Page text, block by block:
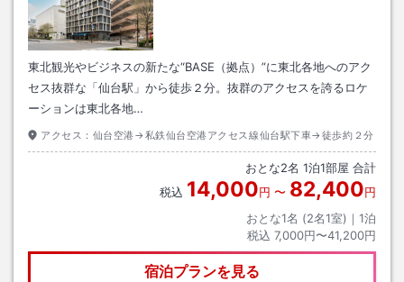
東北観光やビジネスの新たな“BASE（拠点）”に東北各地へのアク
セス抜群な「仙台駅」から徒歩２分。抜群のアクセスを誇るロケ
ーションは東北各地…
アクセス： 仙台空港→私鉄仙台空港アクセス線仙台駅下車→徒歩約２分
おとな2名 1泊1部屋 合計
税込 14,000円 〜 82,400円
おとな1名 (2名1室)｜ 1泊
税込 7,000円〜41,200円
宿泊プランを見る